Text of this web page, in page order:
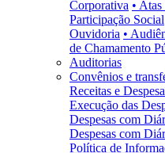
Corporativa •
Participação Social
Ouvidoria •
de Chamamento
Auditorias
Convênios e
Receitas e
Execução das
Despesas com
Despesas com
Política de